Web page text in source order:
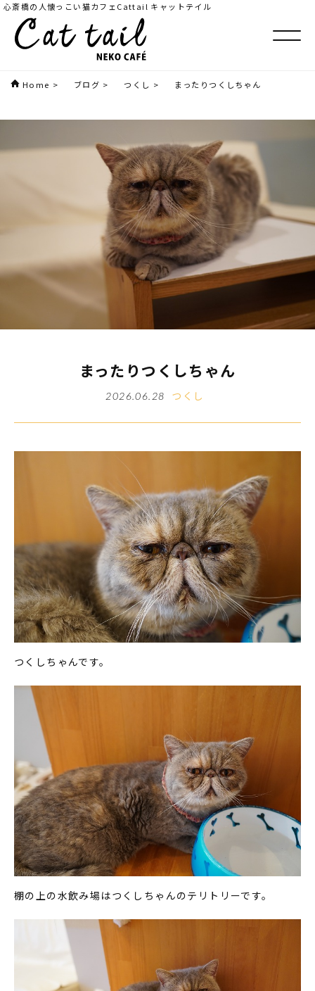
心斎橋の人懐っこい猫カフェCattail キャットテイル
Home > ブログ > つくし > まったりつくしちゃん
まったりつくしちゃん
2026.06.28 つくし
つくしちゃんです。
棚の上の水飲み場はつくしちゃんのテリトリーです。